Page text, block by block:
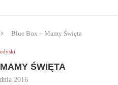
Blue Box – Mamy Święta
ŚWIĘTA
2016